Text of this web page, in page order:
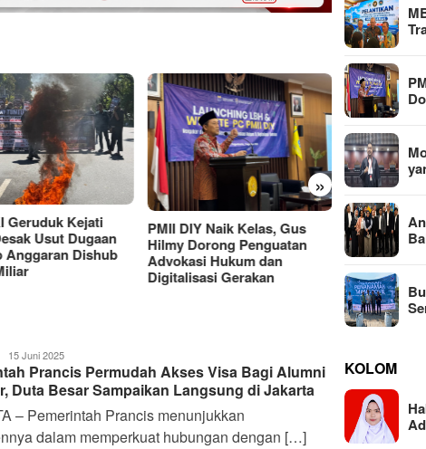
»
Naik Kelas, Gus
Penguatan
Hukum dan
Gerakan
Moh Ali Murtadho, Alumni
UTM yang Berkiprah dalam
Putusan MK soal MBG
Ancaman
Rahasia di
Bayangan
Harianindo.id
15 Juni 2025
Prancis Permudah Akses Visa Bagi Alumni
Duta Besar Sampaikan Langsung di Jakarta
– Pemerintah Prancis menunjukkan
dalam memperkuat hubungan dengan […]
KOLOM